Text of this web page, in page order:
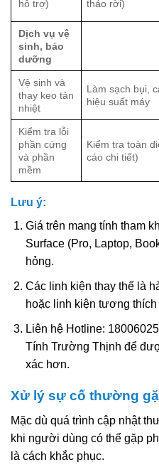
hỗ trợ)
tháo rời)
Dịch vụ vệ
sinh, bảo
dưỡng
Vệ sinh và
thay keo tản
nhiệt
Làm sạch bụi,
hiệu suất máy
Kiểm tra lỗi
phần cứng
và phần
mềm
Kiểm tra toàn
cáo chi tiết)
Lưu ý:
Giá trên mang tính tham
Surface (Pro, Laptop,
hỏng.
Các linh kiện thay thế là
hoặc linh kiện tương thích
Liên hệ Hotline:
Tính Trường Thịnh để
xác hơn.
Xử lý sự cố thường
Mặc dù quá trình cập nhật
khi người dùng có thể gặp
là cách khắc phục.